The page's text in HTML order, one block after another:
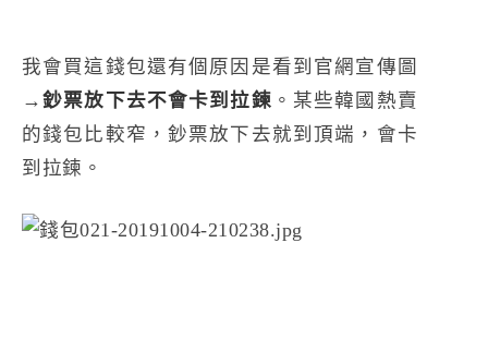
我會買這錢包還有個原因是看到官網宣傳圖
→ 鈔票放下去不會卡到拉鍊 。某些韓國熱賣
的錢包比較窄，鈔票放下去就到頂端，會卡
到拉鍊。